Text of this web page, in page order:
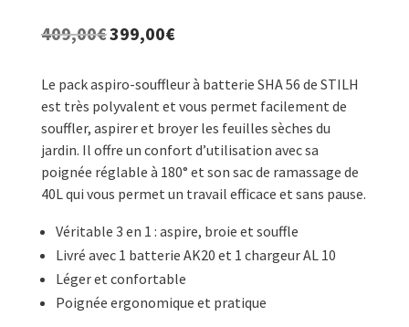
409,00€Le
initial
était :
409,00€.
399,00€Le
actuel
399,00€.
Le pack aspiro-souffleur à batterie SHA 56 de STILH
est très polyvalent et vous permet facilement de
souffler, aspirer et broyer les feuilles sèches du
jardin. Il offre un confort d’utilisation avec sa
poignée réglable à 180° et son sac de ramassage de
40L qui vous permet un travail efficace et sans pause.
Véritable 3 en 1 : aspire, broie et souffle
Livré avec 1 batterie AK20 et 1 chargeur AL 10
Léger et confortable
Poignée ergonomique et pratique